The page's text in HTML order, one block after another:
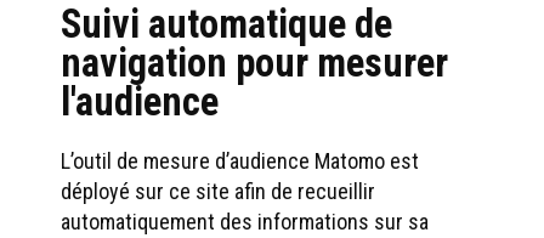
Suivi automatique de
navigation pour mesurer
l'audience
L’outil de mesure d’audience Matomo est
déployé sur ce site afin de recueillir
automatiquement des informations sur sa